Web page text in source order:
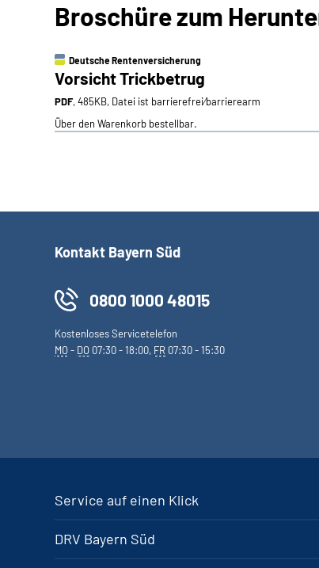
Broschüre zum
Deutsche Rentenversicherung
Vorsicht Trickbetrug
PDF, 485KB, Datei ist barrierefrei⁄barrierearm
Über den Warenkorb bestellbar.
Kontakt Bayern Süd
0800 1000 48015
Kostenloses Servicetelefon
MO- DO 07:30 - 18:00, FR 07:30 - 15:30
Service auf einen Klick
DRV Bayern Süd